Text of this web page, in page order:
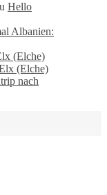
Hello
Albanien:
(Elche)
(Elche)
nach